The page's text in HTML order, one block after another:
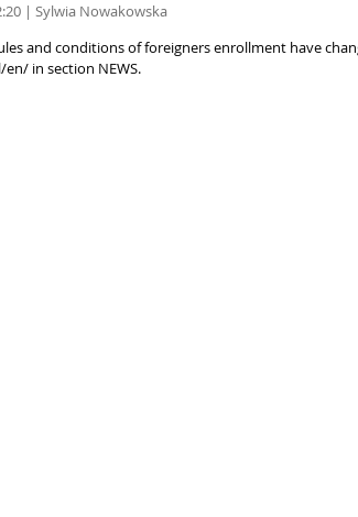
| Sylwia Nowakowska
and conditions of foreigners enrollment have
in section NEWS.